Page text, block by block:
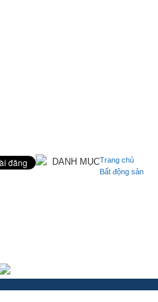
DANH MỤCTrang chủ
Bất động sản